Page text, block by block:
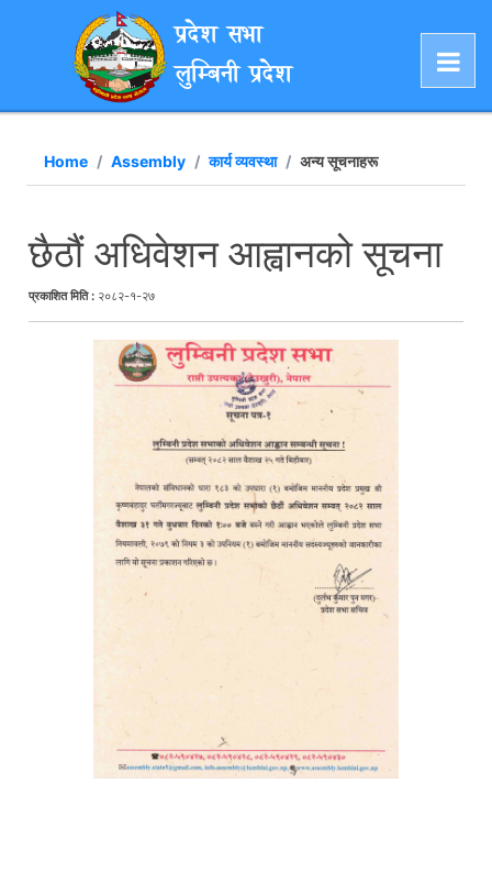
प्रदेश सभा
लुम्बिनी प्रदेश
Home Assembly कार्य व्यवस्था अन्य सूचनाहरू
छैठौं अधिवेशन आह्वानको सूचना
प्रकाशित मिति : २०८२-१-२७